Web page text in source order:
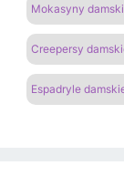
Mokasyny
Creepersy
Espadryle